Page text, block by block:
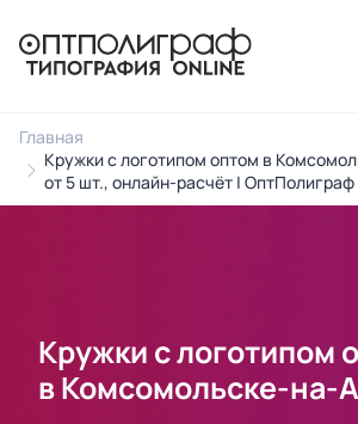
Главная
Кружки с логотипом оптом в
от 5 шт., онлайн-расчёт | ОптПолиграф
Кружки с логотипом
в Комсомольске-на-